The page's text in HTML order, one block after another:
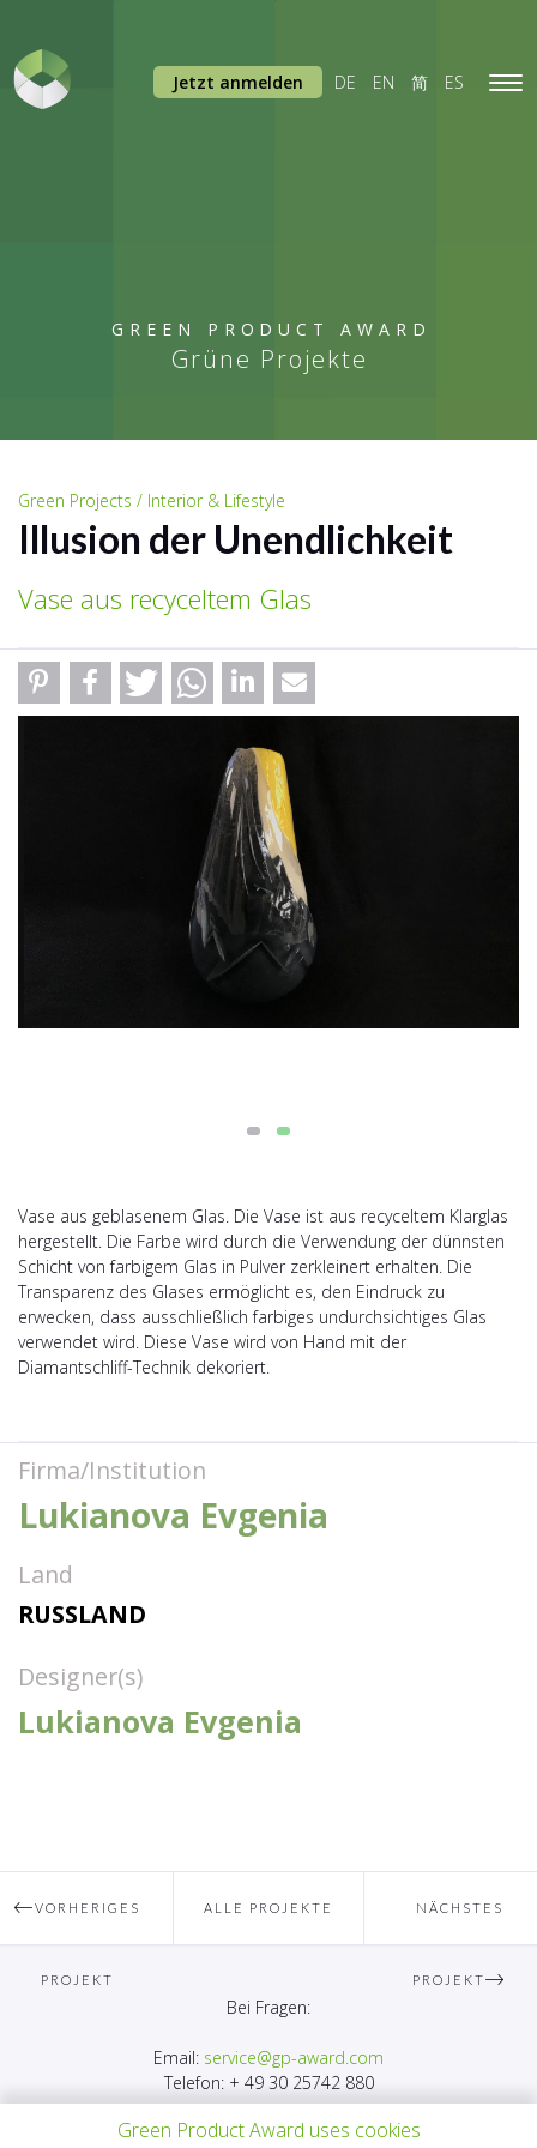
GREEN PRODUCT AWARD
Grüne Projekte
Jetzt anmelden DE EN 简 ES
Green Projects / Interior & Lifestyle
Illusion der Unendlichkeit
Vase aus recyceltem Glas
Vase aus geblasenem Glas. Die Vase ist aus recyceltem Klarglas
hergestellt. Die Farbe wird durch die Verwendung der dünnsten
Schicht von farbigem Glas in Pulver zerkleinert erhalten. Die
Transparenz des Glases ermöglicht es, den Eindruck zu
erwecken, dass ausschließlich farbiges undurchsichtiges Glas
verwendet wird. Diese Vase wird von Hand mit der
Diamantschliff-Technik dekoriert.
Firma/Institution
Lukianova Evgenia
Land
RUSSLAND
Designer(s)
Lukianova Evgenia
VORHERIGES
PROJEKT
ALLE PROJEKTE NÄCHSTES
PROJEKT
Bei Fragen:
Email: service@gp-award.com
Telefon: + 49 30 25742 880
Green Product Award uses cookies